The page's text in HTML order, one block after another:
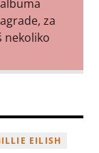
za
nekoliko
EILISH